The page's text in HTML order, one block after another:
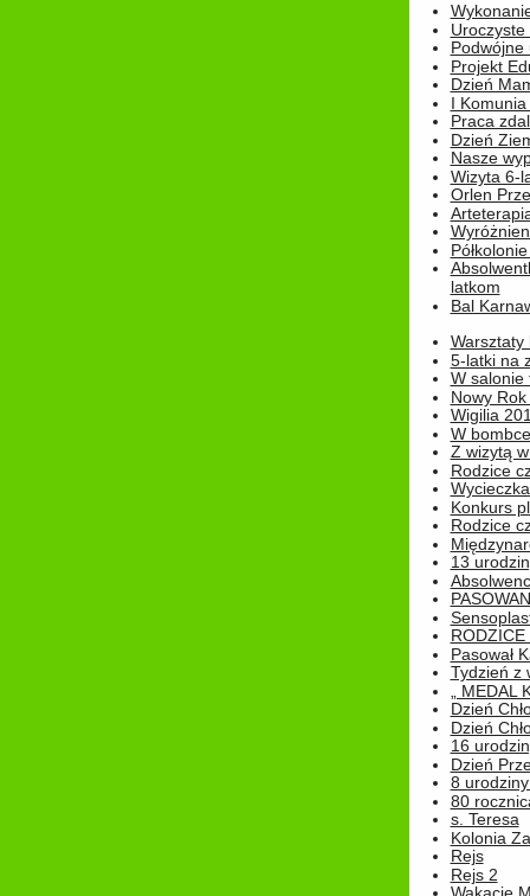
Podwójne
Projekt
Dzień
I
Praca
Dzień
Nasze
Wizyta 6-
Orlen
latkom
Bal
Warsztaty
5-latki na
W salonie
Nowy
Wigilia
W bombce
Z wizytą
Rodzice
Konkurs
Rodzice
13
Pasował
Tydzień z
„
Dzień
Dzień
16
Dzień
8
80
s. Teresa
Kolonia
Rejs
Rejs 2